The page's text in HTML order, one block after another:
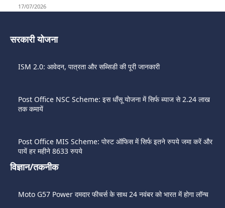
17/07/2026
सरकारी योजना
ISM 2.0: आवेदन, पात्रता और सब्सिडी की पूरी जानकारी
Post Office NSC Scheme: इस धाँसू योजना में सिर्फ ब्याज से 2.24 लाख
तक कमायें
Post Office MIS Scheme: पोस्ट ऑफिस में सिर्फ इतने रुपये जमा करें और
पायें हर महीने 8633 रुपये
विज्ञान/तकनीक
Moto G57 Power दमदार फीचर्स के साथ 24 नवंबर को भारत में होगा लॉन्च